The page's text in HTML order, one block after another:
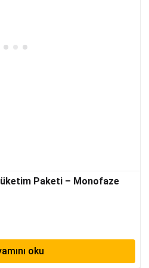
Paketi – Monofaze
oku